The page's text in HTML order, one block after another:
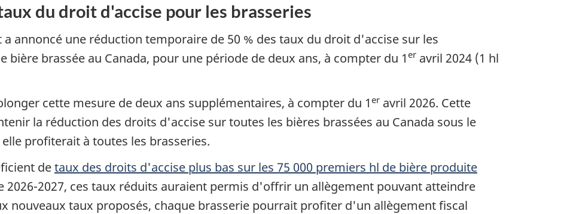
du droit d'accise pour les brasseries
a annoncé une réduction temporaire de 50 % des taux du droit d'accise sur les
bière brassée au Canada, pour une période de deux ans, à compter du 1 er avril 2024 (1 hl
cette mesure de deux ans supplémentaires, à compter du 1 er avril 2026. Cette
la réduction des droits d'accise sur toutes les bières brassées au Canada sous le
profiterait à toutes les brasseries.
detaux des droits d'accise plus bas sur les 75 000 premiers hl de bière produite
2026-2027, ces taux réduits auraient permis d'offrir un allègement pouvant atteindre
nouveaux taux proposés, chaque brasserie pourrait profiter d'un allègement fiscal